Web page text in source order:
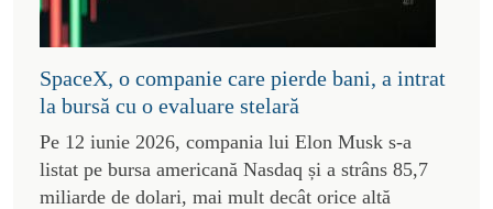
SpaceX, o companie care pierde bani, a intrat
la bursă cu o evaluare stelară
Pe 12 iunie 2026, compania lui Elon Musk s-a
listat pe bursa americană Nasdaq și a strâns 85,7
miliarde de dolari, mai mult decât orice altă